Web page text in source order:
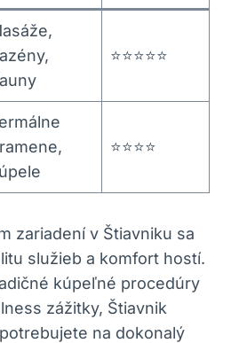
⭐⭐⭐⭐⭐
⭐⭐⭐⭐
zariadení v​ Štiavniku⁣ sa
služieb a komfort hostí.
kúpeľné procedúry
zážitky, Štiavnik⁤
na ‍dokonalý